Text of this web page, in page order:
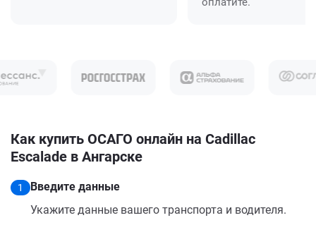
Как купить ОСАГО онлайн на Cadillac
Escalade в Ангарске
1
Введите данные
Укажите данные вашего транспорта и водителя.